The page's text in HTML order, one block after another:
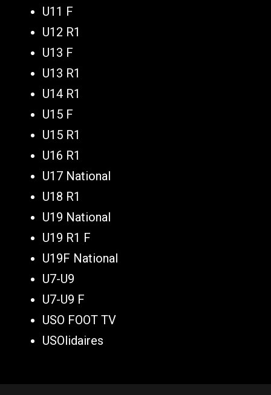
U11 F
U12 R1
U13 F
U13 R1
U14 R1
U15 F
U15 R1
U16 R1
U17 National
U18 R1
U19 National
U19 R1 F
U19F National
U7-U9
U7-U9 F
USO FOOT TV
USOlidaires